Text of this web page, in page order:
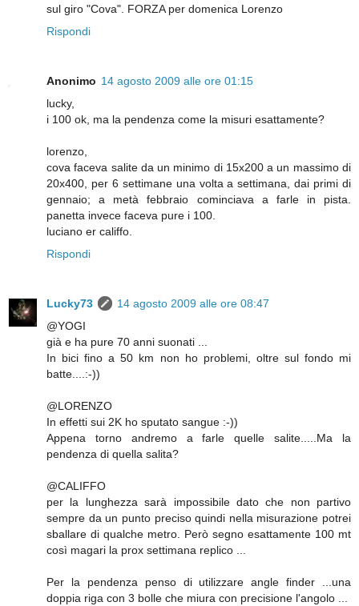
sul giro "Cova". FORZA per domenica Lorenzo
Rispondi
Anonimo 14 agosto 2009 alle ore 01:15
lucky,
i 100 ok, ma la pendenza come la misuri esattamente?
lorenzo,
cova faceva salite da un minimo di 15x200 a un massimo di
20x400, per 6 settimane una volta a settimana, dai primi di
gennaio; a metà febbraio cominciava a farle in pista.
panetta invece faceva pure i 100.
luciano er califfo.
Rispondi
Lucky73
14 agosto 2009 alle ore 08:47
@YOGI
già e ha pure 70 anni suonati ...
In bici fino a 50 km non ho problemi, oltre sul fondo mi
batte....:-))
@LORENZO
In effetti sui 2K ho sputato sangue :-))
Appena torno andremo a farle quelle salite.....Ma la
pendenza di quella salita?
@CALIFFO
per la lunghezza sarà impossibile dato che non partivo
sempre da un punto preciso quindi nella misurazione potrei
sballare di qualche metro. Però segno esattamente 100 mt
così magari la prox settimana replico ...
Per la pendenza penso di utilizzare angle finder ...una
doppia riga con 3 bolle che miura con precisione l'angolo ...